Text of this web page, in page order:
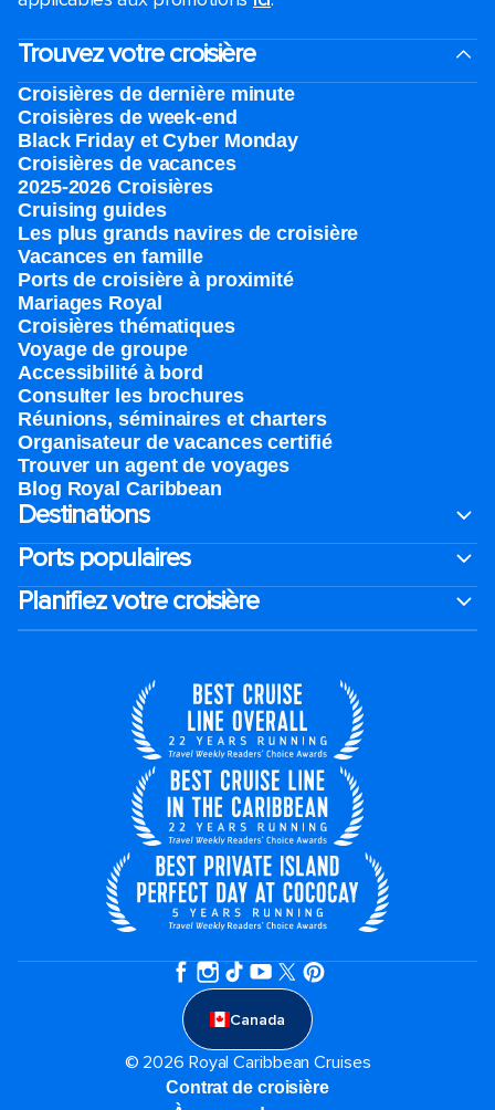
Trouvez votre croisière
Croisières de dernière minute
Croisières de week-end
Black Friday et Cyber Monday
Croisières de vacances
2025-2026 Croisières
Cruising guides
Les plus grands navires de croisière
Vacances en famille
Ports de croisière à proximité
Mariages Royal
Croisières thématiques
Voyage de groupe​
Accessibilité à bord​
Consulter les brochures
Réunions, séminaires et charters
Organisateur de vacances certifié
Trouver un agent de voyages
Blog Royal Caribbean
Destinations
Ports populaires
Planifiez votre croisière
Canada
© 2026 Royal Caribbean Cruises
Contrat de croisière